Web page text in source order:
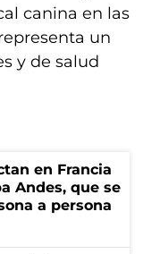
canina en las
un
y de salud
en Francia
Andes, que se
a persona